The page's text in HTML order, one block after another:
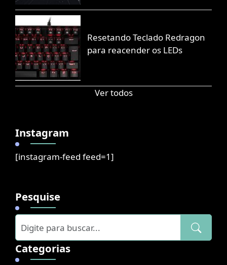
Resetando Teclado Redragon
para reacender os LEDs
Ver todos
Instagram
[instagram-feed feed=1]
Pesquise
Categorias